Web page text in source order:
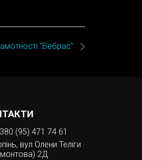
“Бебрас”
(95) 471 74 61
вул Олени Теліги
2Д